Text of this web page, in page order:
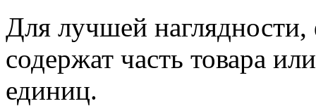
Для лучшей наглядности,
содержат часть товара
единиц.